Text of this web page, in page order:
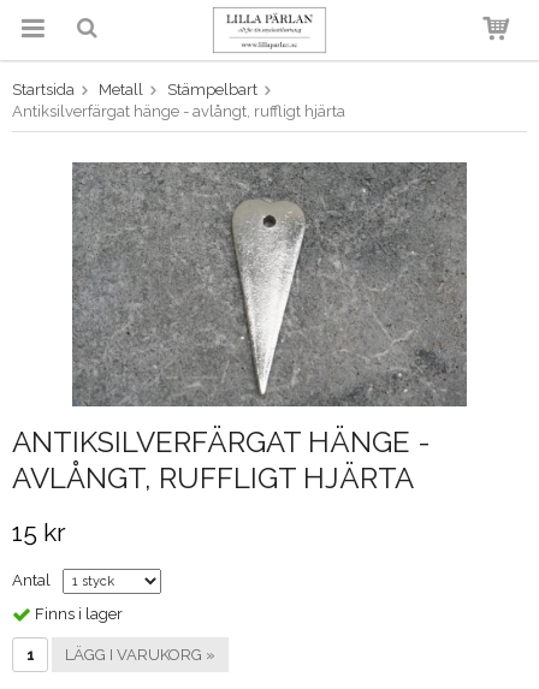
Produkten har blivit tillagd i
varukorgen
Startsida Metall
Stämpelbart
Antiksilverfärgat hänge - avlångt, ruffligt hjärta
ANTIKSILVERFÄRGAT HÄNGE -
AVLÅNGT, RUFFLIGT HJÄRTA
15 kr
Antal
Finns i lager
LÄGG I VARUKORG »